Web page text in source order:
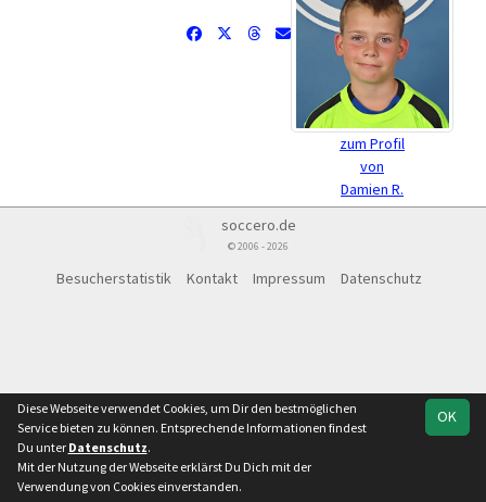
zum Profil
von
Damien R.
soccero.de
© 2006 - 2026
Besucherstatistik Kontakt Impressum Datenschutz
OK
Diese Webseite verwendet Cookies, um Dir den bestmöglichen
Service bieten zu können. Entsprechende Informationen findest
Du unter Datenschutz.
Mit der Nutzung der Webseite erklärst Du Dich mit der
Verwendung von Cookies einverstanden.